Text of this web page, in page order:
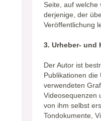
Seite, auf welche
derjenige, der
Veröffentlichung
3. Urheber- und
Der Autor ist
Publikationen
verwendeten
Videosequenzen
von ihm selbst
Tondokumente,